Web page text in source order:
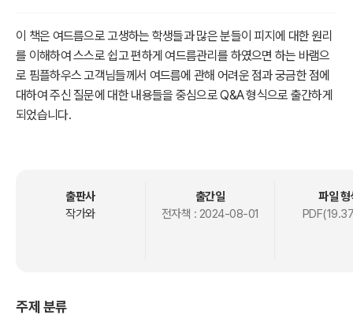
이 책은 여드름으로 고생하는 학생들과 많은 분들이 피지에 대한 원리
를 이해하여 스스로 쉽고 편하게 여드름관리를 하였으면 하는 바램으
로 핌플하우스 고객님들께서 여드름에 관해 어려운 점과 궁금한 점에
대하여 주신 질문에 대한 내용들을 중심으로 Q&A 형식으로 출간하게
되었습니다.
출판사
작가와
출간일
전자책 : 2024-08-01
파일 형
주제 분류